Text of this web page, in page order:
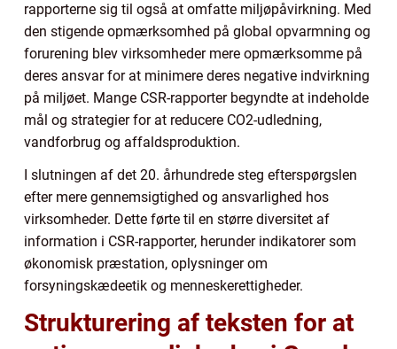
rapporterne sig til også at omfatte miljøpåvirkning. Med
den stigende opmærksomhed på global opvarmning og
forurening blev virksomheder mere opmærksomme på
deres ansvar for at minimere deres negative indvirkning
på miljøet. Mange CSR-rapporter begyndte at indeholde
mål og strategier for at reducere CO2-udledning,
vandforbrug og affaldsproduktion.
I slutningen af det 20. århundrede steg efterspørgslen
efter mere gennemsigtighed og ansvarlighed hos
virksomheder. Dette førte til en større diversitet af
information i CSR-rapporter, herunder indikatorer som
økonomisk præstation, oplysninger om
forsyningskædeetik og menneskerettigheder.
Strukturering af teksten for at